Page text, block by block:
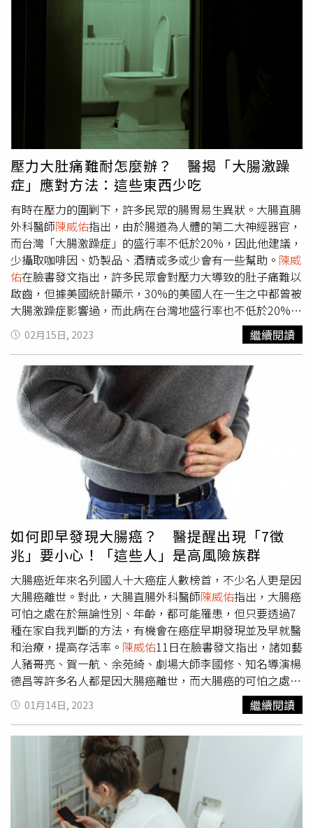
52.7%屬於男性、年輕族群、教育水平稍高的人，而有習慣
在馬桶上閱讀的受試者與不習慣的受試者，自覺感到便秘的
情形為8%比13.7%，但有痔瘡的機率為23.6%比18.2%。他
指出，研究推測在廁所內閱讀可以讓人放鬆、更容易「醞
釀」產生便意、使排便顯得更順暢，但久坐在硬的馬桶圈
上，也讓人的直腸或肛門靜脈產生壓力，就容易罹患痔瘡，
建議最好將如廁時間控制在10到15分鐘以內。另外，匹茲
堡大學的胃腸病學及肝臟病學Gregory Thorkelson精神病
學醫學博士認為，腸道蠕動使糞便移動到直腸，就會刺激排
便的衝動，這時候就應該盡快去廁所，在15分鐘內將大便排
出，若沒有適時排出，大便容易會反蠕動縮回結腸，這也會
讓下一次排便時糞便更加乾硬不易排出，導致痔瘡形成。陳
威佑表示在廁所放空一下確實能舒緩壓力，不過在馬桶上坐
太久很容易得痔瘡或讓痔瘡更嚴重，在此提醒大家若有痔瘡
問題，記得趕緊找醫師治療。 本文經陳威佑醫師 臉書粉專
《大腸直腸外科陳威佑醫師 (說文解痔)》授權報導 延伸閱
讀漱口水的超神奇的5大妙用！姐姐把它拿來擦腋下，神奇
的效果讓所有人都搶著學！超強自癒法！每天只要「3分鐘
呼吸」就能活化全身器官，從頭到腳的毒素一秒排光光！她
用一年減掉「56公斤肥肉」，還將365天的自拍剪成影片上
傳，被所有網友讚爆：妳好勇敢！
壓力大肚痛難耐怎麼辦？ 醫揭「大腸激躁
症」應對方法：這些東西少吃
有時在壓力的圍剿下，許多民眾的腸胃易生異狀。大腸直腸
外科醫師陳威佑指出，由於腸道為人體的第二大神經器官，
而台灣「大腸激躁症」的盛行率不低於20%，因此他建議，
少攝取咖啡因、奶製品、酒精或多或少會有一些幫助。 陳威
佑在臉書發文指出，許多民眾會對壓力大導致的肚子痛難以
啟齒，但據美國統計顯示，30%的美國人在一生之中都曾被
大腸激躁症影響過，而此病在台灣地盛行率也不低於20%，
儘管不危及生命，但在重要時刻鬧肚子真的不好受。他透
露，由於腸道是人類第二大神經器官，涵蓋的神經密度僅次
於大腦，粗估大約有60億的神經細胞分布在大腸中，「醫學
上，我們特別為這群神經細胞命名為『腸道神經系統
ENS（Enteric nervous system）』，整體腸胃的蠕動與運
作，就仰賴這群神經系統的支配。」為什麼會大腸會鬧情
緒？陳威佑表示，目前有2種常見的醫學論證，首先為「緊
張的情緒會導致交感神經興奮，減緩腸道蠕動」，他解釋，
人類的神經系統分成交感神經與副交感神經，一旦心情緊
張，交感神經就會興奮，讓身體維持在隨時戰鬥的情況，
「這時候，身體會減緩腸胃蠕動，但對於剛吃完餐點的人來
說，餐點持續卡住不往下，就會有腹部悶痛的情形。」
佑提到，其次是「緊張的情緒為讓周邊血管擴張，減少腸道
血流」，他表示，當人類在面對壓力當下，身體周邊的血管
擴張，以維持大腦、心臟、肌肉能擁有充沛的養分與氧氣去
應對外界的變化；然而此機制的運作會犧牲腸道的血液，他
坦言，「一般來說，腸道吸收養分就會需要消耗很多的能
量，當血管供應不足時，消化就會變差，進而會導致腹痛不
適。」最後，陳威佑也提醒，如果腸道常常鬧脾氣，據目前
的臨床建議，少攝取咖啡因、奶製品、酒精，或多或少會有
一些幫助；此外，他透露，除了大腸激躁症，像是「發炎性
腸炎」、「大腸息肉」都可能會造成排便習慣的改變，「如
果排便習慣一直沒有改善的人，還是要找大腸直腸外科醫師
檢查一下。」
02月15日, 2023 繼續閱讀
如何即早發現大腸癌？ 醫提醒出現「7徵
兆」要小心！「這些人」是高風險族群
大腸癌近年來名列國人十大癌症人數榜首，不少名人更是因
大腸癌離世。對此，大腸直腸外科醫師陳威佑指出，大腸癌
可怕之處在於無論性別、年齡，都可能罹患，但只要透過7
種在家自我判斷的方法，有機會在癌症早期發現並及早就醫
和治療，提高存活率。 陳威佑11日在臉書發文指出，諸如藝
人豬哥亮、賀一航、余苑綺、劇場大師李國修、知名導演楊
德昌等許多名人都是因大腸癌離世，而大腸癌的可怕之處在
於難預防，因為不分年齡、性別都可能發生。因此，大腸癌
必須提早發覺、提早治療，才能提高存活率。不過陳威佑也
指出，除了定期的腸鏡檢查外，其實有7個徵兆也可初步自
陳威佑 提醒，當大腸瘜肉變成腫瘤，使得大腸的管
徑被塞住，造成腸胃道食物回堵後，可能產生以下症狀：1.
腹部疼痛、腫脹或痙攣2.食慾不振、易嘔吐3.變瘦、營養不
良4.體虛乏力若是大腸中後端的堵塞，則會明顯影響排便：
5.糞便可能會變成細條狀6.在糞便裡面會看到潛血7.便祕導
01月14日, 2023 繼續閱讀